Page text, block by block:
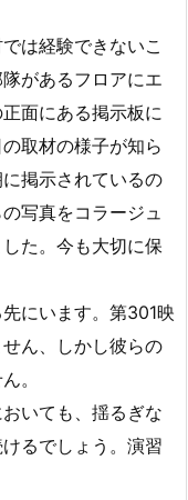
は経験できないこ
があるフロアにエ
面にある掲示板に
取材の様子が知ら
掲示されているの
写真をコラージュ
た。今も大切に保
にいます。第301映
ん、しかし彼らの
。
いても、揺るぎな
るでしょう。演習